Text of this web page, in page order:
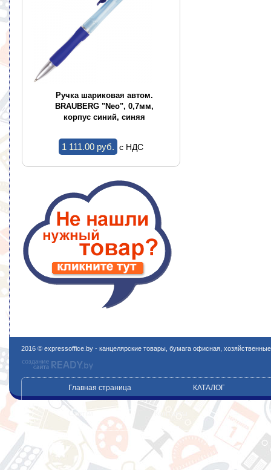
Ручка шариковая автом.
BRAUBERG "Neo", 0,7мм,
корпус синий, синяя
1 111.00 pуб. c НДС
2016 © expressoffice.by - канцелярские товары, бумага офисная,
Главная страница КАТАЛОГ
Статьи Контакты